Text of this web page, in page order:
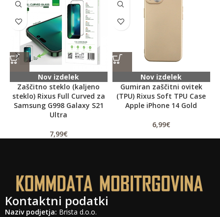
Nov izdelek
Zaščitno steklo (kaljeno
steklo) Rixus Full Curved za
Samsung G998 Galaxy S21
Ultra
7,99€
Nov izdelek
Gumiran zaščitni ovitek
(TPU) Rixus Soft TPU Case
Apple iPhone 14 Gold
6,99€
Kontaktni podatki
Naziv podjetja: Brista d.o.o.